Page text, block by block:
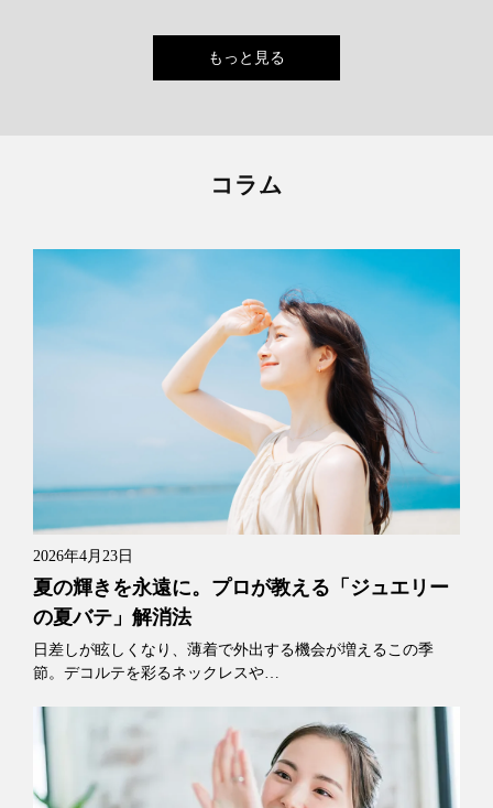
もっと見る
コラム
2026年4月23日
夏の輝きを永遠に。プロが教える「ジュエリー
の夏バテ」解消法
日差しが眩しくなり、薄着で外出する機会が増えるこの季
節。デコルテを彩るネックレスや…